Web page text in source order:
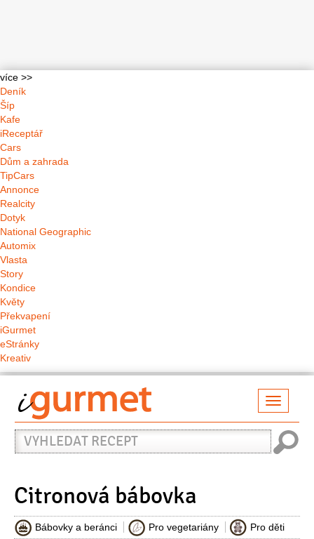
více >>
Deník
Šíp
Kafe
iReceptář
Cars
Dům a zahrada
TipCars
Annonce
Realcity
Dotyk
National Geographic
Automix
Vlasta
Story
Kondice
Květy
Překvapení
iGurmet
eStránky
Kreativ
Vyhledat
recept
Citronová bábovka
Bábovky a beránci Pro vegetariány Pro děti